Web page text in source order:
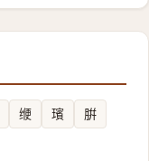
缏 璸
腁